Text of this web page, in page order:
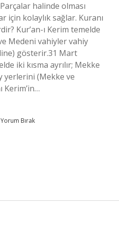
halinde olması
için kolaylık sağlar. Kuranı
Kur’an-ı Kerim temelde
Medeni vahiyler vahiy
gösterir.31 Mart
iki kısma ayrılır; Mekke
yerlerini (Mekke ve
Kerim’in…
Yorum Bırak